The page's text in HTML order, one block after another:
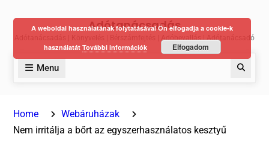
Adótanácsadás
Adótanácsadás | Könyvelés | Bérszámfejtés | Adóbevallás | Adótanácsadó
Menu
Home
Webáruházak
Nem irritálja a bőrt az egyszerhasználatos kesztyű
A weboldal használatának folytatásával Ön elfogadja a cookie-k
használatát További információk Elfogadom